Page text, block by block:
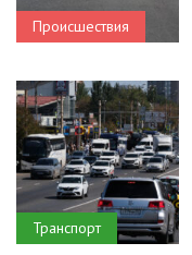
Происшествия
Транспорт